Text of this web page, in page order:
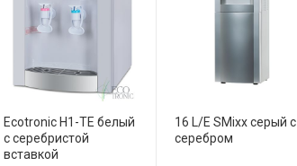
Ecotronic H1-TE белый
с серебристой
вставкой
16 L/E SMixx серый с
серебром